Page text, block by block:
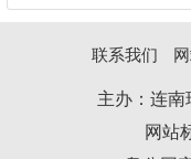
联系我们
主办：连南
网站